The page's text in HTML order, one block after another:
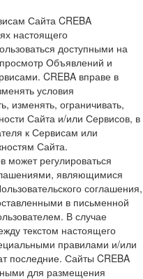
Сайта CREBA
настоящего
доступными на
Объявлений и
CREBA вправе в
условия
изменять, ограничивать,
Сайта и/или Сервисов, в
к Сервисам или
Сайта.
может регулироваться
являющимися
соглашения,
в письменной
В случае
текстом настоящего
правилами и/или
последние. Сайты CREBA
для размещения